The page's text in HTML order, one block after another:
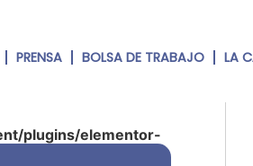
PRENSA BOLSA DE TRABAJO LA
plugins/elementor-